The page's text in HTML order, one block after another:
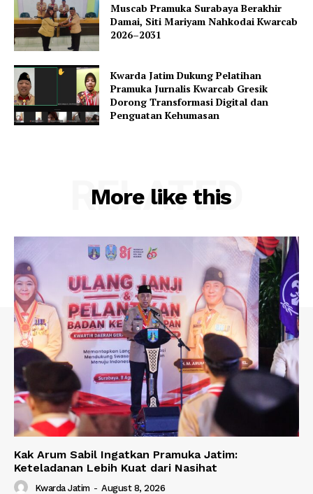
Muscab Pramuka Surabaya Berakhir
Damai, Siti Mariyam Nahkodai Kwarcab
2026–2031
Kwarda Jatim Dukung Pelatihan
Pramuka Jurnalis Kwarcab Gresik
Dorong Transformasi Digital dan
Penguatan Kehumasan
More like this
RELATED
Kak Arum Sabil Ingatkan Pramuka Jatim:
Keteladanan Lebih Kuat dari Nasihat
Kwarda Jatim - August 8, 2026